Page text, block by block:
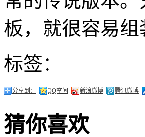
板，就很容易组
标签：
分享到： QQ空间 新浪微博 腾讯微博
猜你喜欢